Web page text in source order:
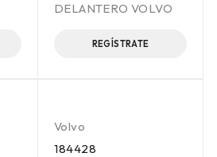
DELANTERO VOLVO
REGÍSTRATE
Volvo
184428